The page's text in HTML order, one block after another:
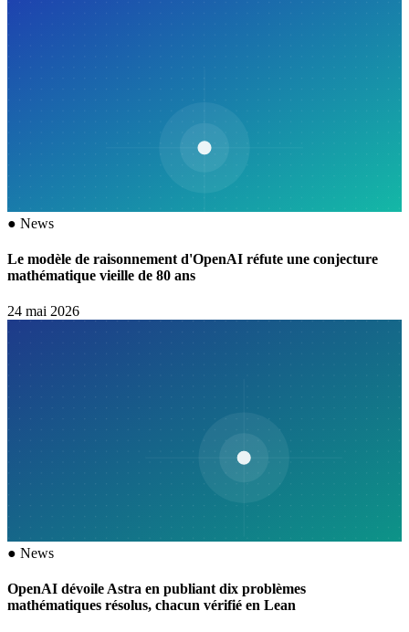
● News
Le modèle de raisonnement d'OpenAI réfute une conjecture
mathématique vieille de 80 ans
24 mai 2026
● News
OpenAI dévoile Astra en publiant dix problèmes
mathématiques résolus, chacun vérifié en Lean